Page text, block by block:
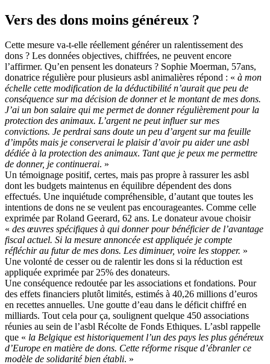
Vers des dons moins généreux ?
Cette mesure va-t-elle réellement générer un ralentissement des
dons ? Les données objectives, chiffrées, ne peuvent encore
l’affirmer. Qu’en pensent les donateurs ? Sophie Moerman, 57ans,
donatrice régulière pour plusieurs asbl animalières répond : « à mon
échelle cette modification de la déductibilité n’aurait que peu de
conséquence sur ma décision de donner et le montant de mes dons.
J’ai un bon salaire qui me permet de donner régulièrement pour la
protection des animaux. L’argent ne peut influer sur mes
convictions. Je perdrai sans doute un peu d’argent sur ma feuille
d’impôts mais je conserverai le plaisir d’avoir pu aider une asbl
dédiée à la protection des animaux. Tant que je peux me permettre
de donner, je continuerai. »
Un témoignage positif, certes, mais pas propre à rassurer les asbl
dont les budgets maintenus en équilibre dépendent des dons
effectués. Une inquiétude compréhensible, d’autant que toutes les
intentions de dons ne se veulent pas encourageantes. Comme celle
exprimée par Roland Geerard, 62 ans. Le donateur avoue choisir
« des œuvres spécifiques à qui donner pour bénéficier de l’avantage
fiscal actuel. Si la mesure annoncée est appliquée je compte
réfléchir au futur de mes dons. Les diminuer, voire les stopper. »
Une volonté de cesser ou de ralentir les dons si la réduction est
appliquée exprimée par 25% des donateurs.
Une conséquence redoutée par les associations et fondations. Pour
des effets financiers plutôt limités, estimés à 40,26 millions d’euros
en recettes annuelles. Une goutte d’eau dans le déficit chiffré en
milliards. Tout cela pour ça, soulignent quelque 450 associations
réunies au sein de l’asbl Récolte de Fonds Ethiques. L’asbl rappelle
que « la Belgique est historiquement l’un des pays les plus généreux
d’Europe en matière de dons. Cette réforme risque d’ébranler ce
modèle de solidarité bien établi. »